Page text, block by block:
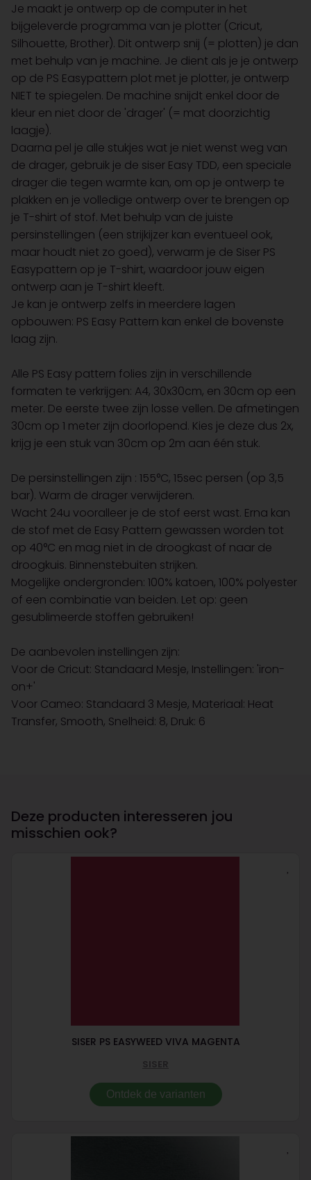
Je maakt je ontwerp op de computer in het
bijgeleverde programma van je plotter (Cricut,
Silhouette, Brother). Dit ontwerp snij (= plotten) je dan
met behulp van je machine. Je dient als je je ontwerp
op de PS Easypattern plot met je plotter, je ontwerp
NIET te spiegelen. De machine snijdt enkel door de
kleur en niet door de 'drager' (= mat doorzichtig
laagje).
Daarna pel je alle stukjes wat je niet wenst weg van
de drager, gebruik je de siser Easy TDD, een speciale
drager die tegen warmte kan, om op je ontwerp te
plakken en je volledige ontwerp over te brengen op
je T-shirt of stof. Met behulp van de juiste
persinstellingen (een strijkijzer kan eventueel ook,
maar houdt niet zo goed), verwarm je de Siser PS
Easypattern op je T-shirt, waardoor jouw eigen
ontwerp aan je T-shirt kleeft.
Je kan je ontwerp zelfs in meerdere lagen
opbouwen: PS Easy Pattern kan enkel de bovenste
laag zijn.
Alle PS Easy pattern folies zijn in verschillende
formaten te verkrijgen: A4, 30x30cm, en 30cm op een
meter. De eerste twee zijn losse vellen. De afmetingen
30cm op 1 meter zijn doorlopend. Kies je deze dus 2x,
krijg je een stuk van 30cm op 2m aan één stuk.
De persinstellingen zijn : 155°C, 15sec persen (op 3,5
bar). Warm de drager verwijderen.
Wacht 24u vooralleer je de stof eerst wast. Erna kan
de stof met de Easy Pattern gewassen worden tot
op 40°C en mag niet in de droogkast of naar de
droogkuis. Binnenstebuiten strijken.
Mogelijke ondergronden: 100% katoen, 100% polyester
of een combinatie van beiden. Let op: geen
gesublimeerde stoffen gebruiken!
De aanbevolen instellingen zijn:
Voor de Cricut: Standaard Mesje, Instellingen: 'iron-
on+'
Voor Cameo: Standaard 3 Mesje, Materiaal: Heat
Transfer, Smooth, Snelheid: 8, Druk: 6
Deze producten interesseren jou
misschien ook?
SISER PS EASYWEED VIVA MAGENTA
SISER
Ontdek de varianten